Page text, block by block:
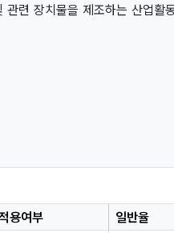
련 장치물을 제조하는 산업활
용여부 일반율